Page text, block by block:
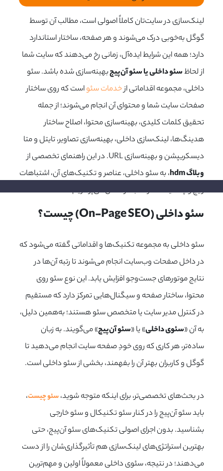
لینک‌سازی در سایت‌تان کاملاً اصولی است، مطالب آن توسط
گوگل به‌خوبی درک می‌شوند و هر صفحه، ساختار استاندارد
دارد؛ همه این شرایط ایده‌آل، زمانی رخ می‌دهند که سایت شما
از لحاظسئو داخلی یا سئو آن‌پیجبهینه‌سازی شده باشد. سئو
داخلی، مجموعه اقداماتی ازخدمات سئواست که روی ساختار
صفحات سایت شما و محتوای آن انجام می‌شوند؛ از جمله
تحقیق کلمات کلیدی، بهینه‌سازی محتوا، اصلاح ساختار
هدینگ‌ها، لینک‌سازی داخلی، بهینه‌سازی تصاویر، تایتل و متا
دیسکریپشن و بهینه‌سازی URL. در این راهنمای تخصصی از
وبلاگ hdm
، به سئو داخلی، عناصر و تکنیک‌های آن، اشتباهات
رایج و چک‌لیست مرحله‌به‌مرحله آن می‌پردازیم.
سئو داخلی (On-Page SEO) چیست؟
سئو داخلی به مجموعه تکنیک‌ها و اقداماتی گفته می‌شود که
در داخل صفحات وب‌سایت انجام می‌شوند تا رتبه آن‌ها در
نتایج موتورهای جست‌وجو افزایش یابد. این نوع سئو روی
محتوا، ساختار صفحه و سیگنال‌هایی تمرکز دارد که مستقیم
در کنترل مدیر سایت یا متخصص سئو هستند؛ به‌همین دلیل،
به آن «سئوی داخلی» یا «سئو آن‌پیج»می‌گویند. به زبان
ساده‌تر، هر کاری که روی خودِ صفحه سایت انجام می‌دهید تا
گوگل و کاربران بهتر آن را بفهمند، بخشی از سئو داخلی است.
در بحث‌های تخصصی‌تر، برای اینکه متوجه شوید،سئو چیست،
باید سئو آن‌پیج را در کنار سئو تکنیکال و سئو خارجی
بشناسید. بدون اجرای اصولی تکنیک‌های سئو آن‌پیج، حتی
بهترین استراتژی‌های لینک‌سازی هم تأثیرگذاری‌شان را از دست
می‌دهند؛ در نتیجه، سئوی داخلی معمولاً اولین و مهم‌ترین